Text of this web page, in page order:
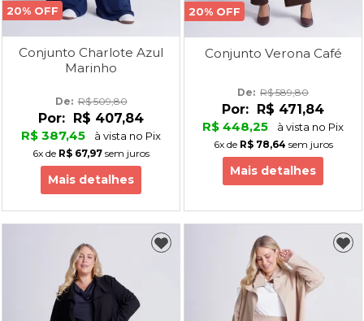
20% OFF
Conjunto Charlote Azul
Marinho
De: R$ 509,80
Por:
R$ 407,84
R$ 387,45
à vista no Pix
6x de R$ 67,97 sem juros
Mais detalhes
20% OFF
Conjunto Verona Café
De: R$ 589,80
Por: R$ 471,84
R$ 448,25
à vista no Pix
6xde R$ 78,64 sem juros
Mais detalhes